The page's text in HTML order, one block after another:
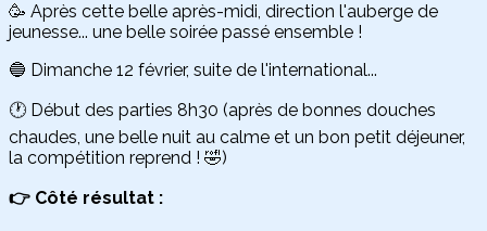
🥳 Après cette belle après-midi, direction l'auberge de
jeunesse... une belle soirée passé ensemble !
🔵 Dimanche 12 février, suite de l'international...
🕐 Début des parties 8h30 (après de bonnes douches
chaudes, une belle nuit au calme et un bon petit déjeuner,
la compétition reprend ! 🤣)
👉 Côté résultat :